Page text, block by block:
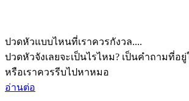
ปวดหัวแบบไหนที่เราควรกังวล....
ปวดหัวจังเลยจะเป็นไรไหม? เป็นคำถามที่
หรือเราควรรีบไปหาหมอ
อ่านต่อ